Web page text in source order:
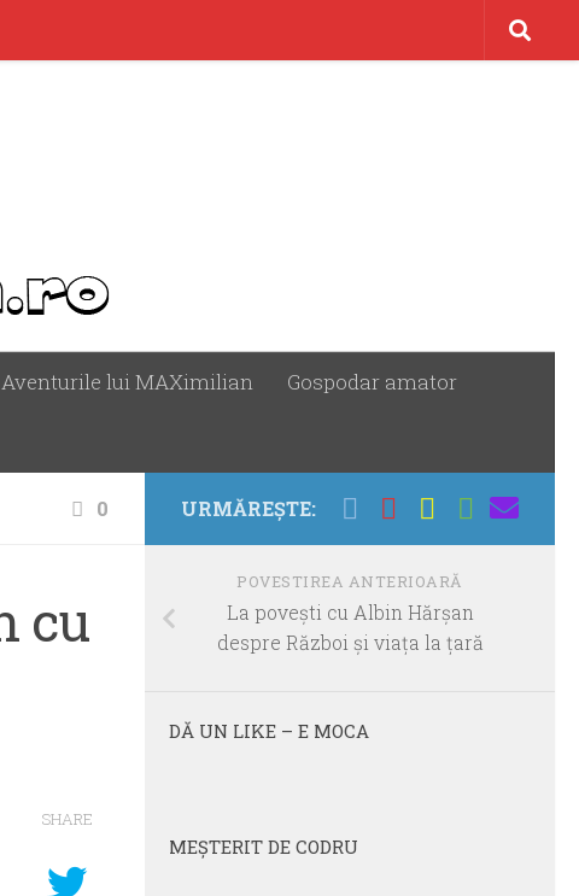
Aventurile lui MAXimilian Gospodar amator
0
cu
SHARE
URMĂREȘTE:
POVESTIREA ANTERIOARĂ
La povești cu Albin Hărșan
despre Război și viața la țară
DĂ UN LIKE – E MOCA
MEŞTERIT DE CODRU